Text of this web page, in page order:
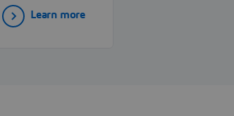
specializing in
robotics, CNC
Learn more